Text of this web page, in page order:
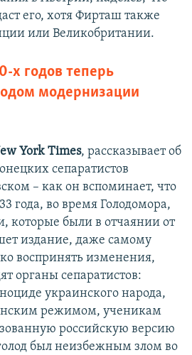
его, хотя Фирташ также
или Великобритании.
х годов теперь
модернизации
York Times, рассказывает об
сепаратистов
– как он вспоминает, что
года, во время Голодомора,
которые были в отчаянии от
издание, даже самому
воспринять изменения,
органы сепаратистов:
украинского народа,
режимом, ученикам
российскую версию
был неизбежным злом во